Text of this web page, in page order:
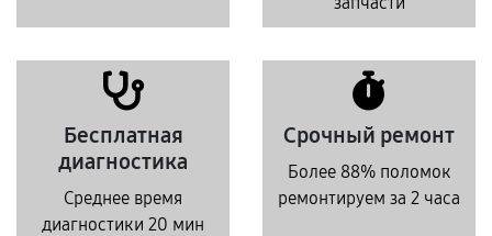
Бесплатная
диагностика
Среднее время
диагностики 20 мин
Срочный ремонт
Более 88% поломок
ремонтируем за 2 часа